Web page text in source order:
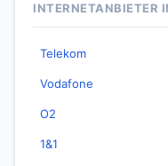
INTERNETANBIETER
Telekom
Vodafone
O2
1&1